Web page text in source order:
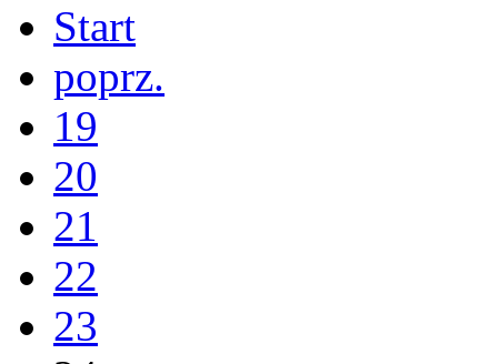
Start
poprz.
19
20
21
22
23